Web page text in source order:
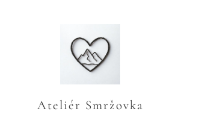
Ateliér Smržovka